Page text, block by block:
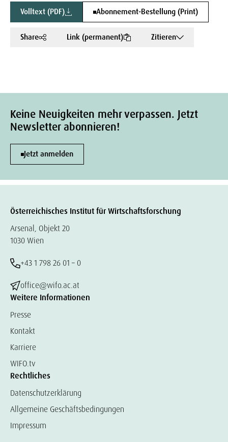
Volltext (PDF) Abonnement-Bestellung (Print)
Share Link (permanent) Zitieren
Keine Neuigkeiten mehr verpassen. Jetzt
Newsletter abonnieren!
Jetzt anmelden
Österreichisches Institut für Wirtschaftsforschung
Arsenal, Objekt 20
1030 Wien
+43 1 798 26 01 – 0
office@wifo.ac.at
Weitere Informationen
Presse
Kontakt
Karriere
WIFO.tv
Rechtliches
Datenschutzerklärung
Allgemeine Geschäftsbedingungen
Impressum